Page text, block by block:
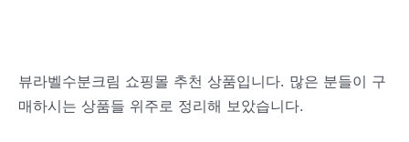
뷰라벨수분크림 쇼핑몰 추천 상품입니다. 많은 분들이 구
매하시는 상품들 위주로 정리해 보았습니다.